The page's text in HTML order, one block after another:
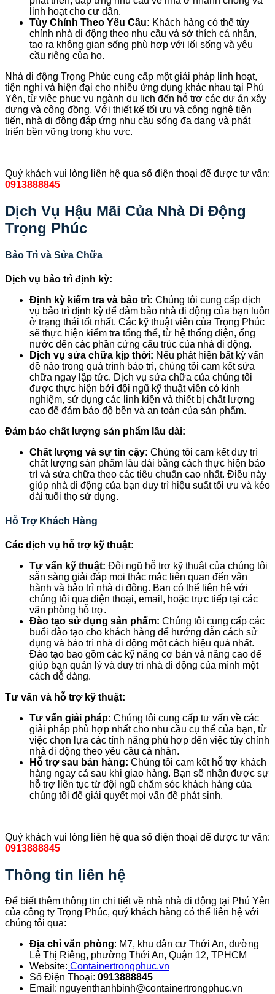
linh hoạt cho cư dân.
Tùy Chỉnh Theo Yêu Cầu: Khách hàng có thể tùy
chỉnh nhà di động theo nhu cầu và sở thích cá nhân,
tạo ra không gian sống phù hợp với lối sống và yêu
cầu riêng của họ.
Nhà di động Trọng Phúc cung cấp một giải pháp linh hoạt,
tiện nghi và hiện đại cho nhiều ứng dụng khác nhau tại Phú
Yên, từ việc phục vụ ngành du lịch đến hỗ trợ các dự án xây
dựng và cộng đồng. Với thiết kế tối ưu và công nghệ tiên
tiến, nhà di động đáp ứng nhu cầu sống đa dạng và phát
triển bền vững trong khu vực.
Quý khách vui lòng liên hệ qua số điện thoại để được tư vấn:
0913888845
Dịch Vụ Hậu Mãi Của Nhà Di Động
Trọng Phúc
Bảo Trì và Sửa Chữa
Dịch vụ bảo trì định kỳ:
Định kỳ kiểm tra và bảo trì: Chúng tôi cung cấp dịch
vụ bảo trì định kỳ để đảm bảo nhà di động của bạn luôn
ở trạng thái tốt nhất. Các kỹ thuật viên của Trọng Phúc
sẽ thực hiện kiểm tra tổng thể, từ hệ thống điện, ống
nước đến các phần cứng cấu trúc của nhà di động.
Dịch vụ sửa chữa kịp thời: Nếu phát hiện bất kỳ vấn
đề nào trong quá trình bảo trì, chúng tôi cam kết sửa
chữa ngay lập tức. Dịch vụ sửa chữa của chúng tôi
được thực hiện bởi đội ngũ kỹ thuật viên có kinh
nghiệm, sử dụng các linh kiện và thiết bị chất lượng
cao để đảm bảo độ bền và an toàn của sản phẩm.
Đảm bảo chất lượng sản phẩm lâu dài:
Chất lượng và sự tin cậy: Chúng tôi cam kết duy trì
chất lượng sản phẩm lâu dài bằng cách thực hiện bảo
trì và sửa chữa theo các tiêu chuẩn cao nhất. Điều này
giúp nhà di động của bạn duy trì hiệu suất tối ưu và kéo
dài tuổi thọ sử dụng.
Hỗ Trợ Khách Hàng
Các dịch vụ hỗ trợ kỹ thuật:
Tư vấn kỹ thuật: Đội ngũ hỗ trợ kỹ thuật của chúng tôi
sẵn sàng giải đáp mọi thắc mắc liên quan đến vận
hành và bảo trì nhà di động. Bạn có thể liên hệ với
chúng tôi qua điện thoại, email, hoặc trực tiếp tại các
văn phòng hỗ trợ.
Đào tạo sử dụng sản phẩm: Chúng tôi cung cấp các
buổi đào tạo cho khách hàng để hướng dẫn cách sử
dụng và bảo trì nhà di động một cách hiệu quả nhất.
Đào tạo bao gồm các kỹ năng cơ bản và nâng cao để
giúp bạn quản lý và duy trì nhà di động của mình một
cách dễ dàng.
Tư vấn và hỗ trợ kỹ thuật:
Tư vấn giải pháp: Chúng tôi cung cấp tư vấn về các
giải pháp phù hợp nhất cho nhu cầu cụ thể của bạn, từ
việc chọn lựa các tính năng phù hợp đến việc tùy chỉnh
nhà di động theo yêu cầu cá nhân.
Hỗ trợ sau bán hàng: Chúng tôi cam kết hỗ trợ khách
hàng ngay cả sau khi giao hàng. Bạn sẽ nhận được sự
hỗ trợ liên tục từ đội ngũ chăm sóc khách hàng của
chúng tôi để giải quyết mọi vấn đề phát sinh.
Quý khách vui lòng liên hệ qua số điện thoại để được tư vấn:
0913888845
Thông tin liên hệ
Để biết thêm thông tin chi tiết về nhà nhà di động tại Phú Yên
của công ty Trọng Phúc, quý khách hàng có thể liên hệ với
chúng tôi qua:
Địa chỉ văn phòng: M7, khu dân cư Thới An, đường
Lê Thị Riêng, phường Thới An, Quận 12, TPHCM
Website: Containertrongphuc.vn
Số Điện Thoại: 0913888845
Email: nguyenthanhbinh@containertrongphuc.vn